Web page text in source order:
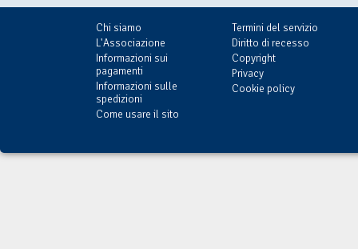
Chi siamo
L'Associazione
Informazioni sui
pagamenti
Informazioni sulle
spedizioni
Come usare il sito
Termini del servizio
Diritto di recesso
Copyright
Privacy
Cookie policy